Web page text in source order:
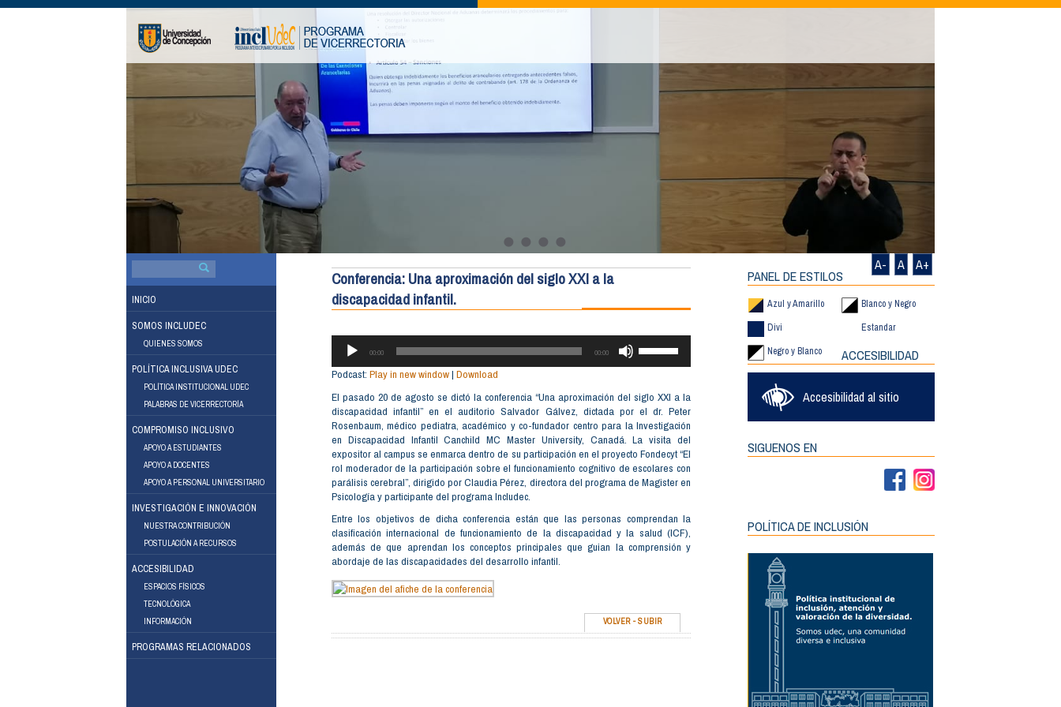
BUSCAR
INICIO
SOMOS INCLUDEC
QUIENES SOMOS
POLÍTICA INCLUSIVA UDEC
POLÍTICA INSTITUCIONAL UDEC
PALABRAS DE VICERRECTORÍA
COMPROMISO INCLUSIVO
APOYO A ESTUDIANTES
APOYO A DOCENTES
APOYO A PERSONAL UNIVERSITARIO
INVESTIGACIÓN E INNOVACIÓN
NUESTRA CONTRIBUCIÓN
POSTULACIÓN A RECURSOS
ACCESIBILIDAD
ESPACIOS FÍSICOS
TECNOLÓGICA
INFORMACIÓN
PROGRAMAS RELACIONADOS
Conferencia: Una aproximación del siglo XXI a la
discapacidad infantil.
AUDIO
00:00 00:00
LAS
ARRIBA/ABAJO
PARA
AUMENTAR
O
DISMINUIR
EL
VOLUMEN.
Podcast: Play in new window| Download
El pasado 20 de agosto se dictó la conferencia “Una aproximación del siglo XXI a la
discapacidad infantil” en el auditorio Salvador Gálvez, dictada por el dr. Peter
Rosenbaum, médico pediatra, académico y co-fundador centro para la Investigación
en Discapacidad Infantil Canchild MC Master University, Canadá. La visita del
expositor al campus se enmarca dentro de su participación en el proyecto Fondecyt “El
rol moderador de la participación sobre el funcionamiento cognitivo de escolares con
parálisis cerebral”, dirigido por Claudia Pérez, directora del programa de Magister en
Psicología y participante del programa Includec.
Entre los objetivos de dicha conferencia están que las personas comprendan la
clasificación internacional de funcionamiento de la discapacidad y la salud (ICF),
además de que aprendan los conceptos principales que guian la comprensión y
abordaje de las discapacidades del desarrollo infantil.
VOLVER-SUBIR
A+
A
A-
PANEL DE ESTILOS
Azul y Amarillo
Blanco y Negro
Divi
Estandar
Negro y Blanco
ACCESIBILIDAD
Accesibilidad al sitio
SIGUENOS EN
Instagram
POLÍTICA DE INCLUSIÓN